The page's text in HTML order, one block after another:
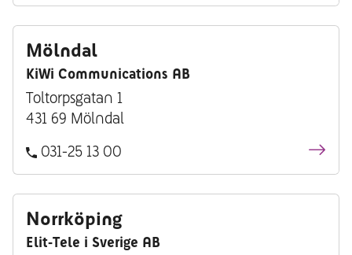
Mölndal
KiWi Communications AB
Toltorpsgatan 1
431 69 Mölndal
031-25 13 00
Norrköping
Elit-Tele i Sverige AB